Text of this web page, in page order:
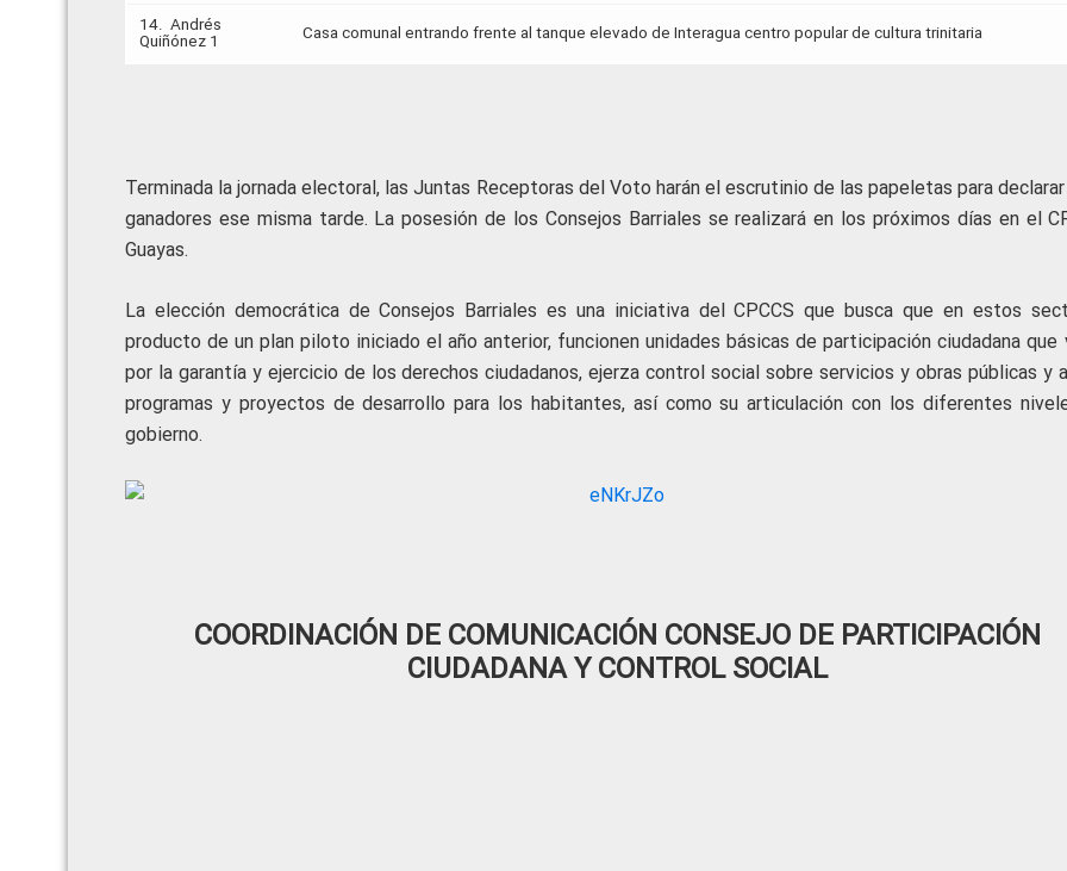
14. Andrés
Quiñónez 1
Casa comunal entrando frente al tanque elevado de Interagua centro popular de cultura trinitaria
Terminada la jornada electoral, las Juntas Receptoras del Voto harán el escrutinio de las papeletas para
ganadores ese misma tarde. La posesión de los Consejos Barriales se realizará en los próximos días en el
Guayas.
La elección democrática de Consejos Barriales es una iniciativa del CPCCS que busca que en estos
producto de un plan piloto iniciado el año anterior, funcionen unidades básicas de participación ciudadana que
por la garantía y ejercicio de los derechos ciudadanos, ejerza control social sobre servicios y obras públicas y
programas y proyectos de desarrollo para los habitantes, así como su articulación con los diferentes
gobierno.
COORDINACIÓN DE COMUNICACIÓN CONSEJO DE PARTICIPACIÓN
CIUDADANA Y CONTROL SOCIAL